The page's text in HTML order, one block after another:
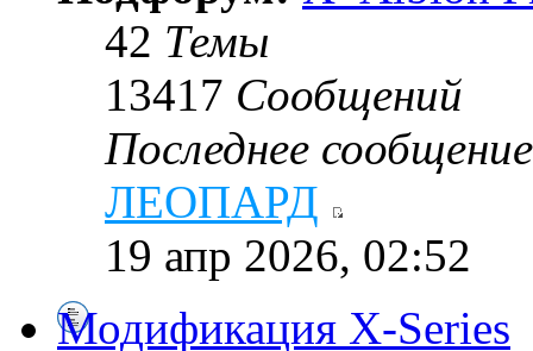
42 Темы
13417 Сообщений
Последнее сообщение
ЛЕОПАРД
19 апр 2026, 02:52
Модификация X-Series